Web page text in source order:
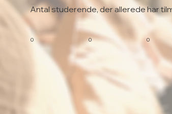
Antal studerende, der allerede har
0
0
0